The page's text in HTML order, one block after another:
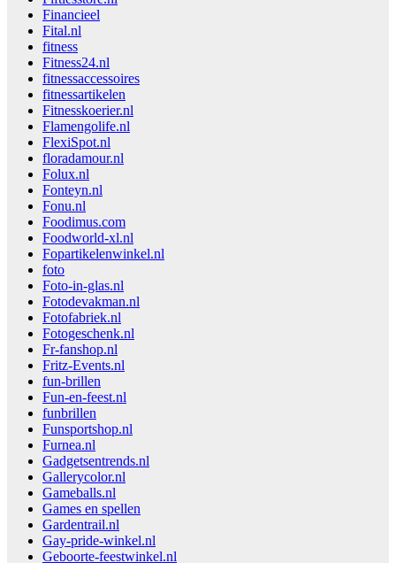
Financieel
Fital.nl
fitness
Fitness24.nl
fitnessaccessoires
fitnessartikelen
Fitnesskoerier.nl
Flamengolife.nl
FlexiSpot.nl
floradamour.nl
Folux.nl
Fonteyn.nl
Fonu.nl
Foodimus.com
Foodworld-xl.nl
Fopartikelenwinkel.nl
foto
Foto-in-glas.nl
Fotodevakman.nl
Fotofabriek.nl
Fotogeschenk.nl
Fr-fanshop.nl
Fritz-Events.nl
fun-brillen
Fun-en-feest.nl
funbrillen
Funsportshop.nl
Furnea.nl
Gadgetsentrends.nl
Gallerycolor.nl
Gameballs.nl
Games en spellen
Gardentrail.nl
Gay-pride-winkel.nl
Geboorte-feestwinkel.nl